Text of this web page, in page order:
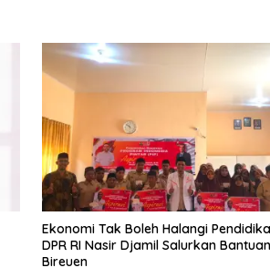
Ekonomi Tak Boleh Halangi
DPR RI Nasir Djamil Salurkan
Bireuen